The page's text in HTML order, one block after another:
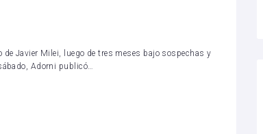
Javier Milei, luego de tres meses bajo sospechas y
Adorni publicó…